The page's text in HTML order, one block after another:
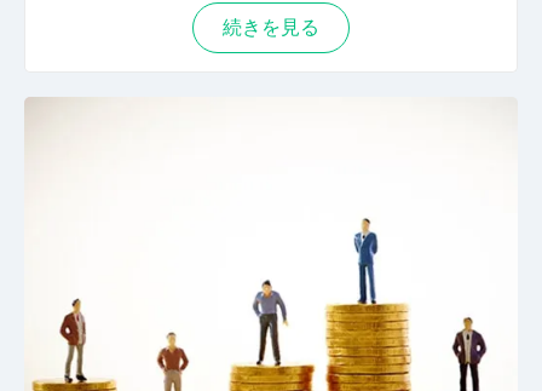
続きを見る